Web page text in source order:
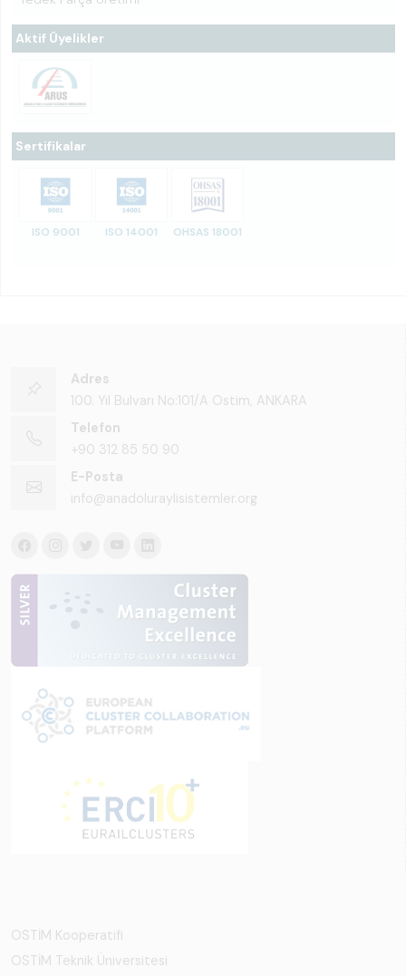
Aktif Üyelikler
Sertifikalar
ISO 9001 ISO 14001 OHSAS 18001
Adres
100. Yıl Bulvarı No:101/A Ostim, ANKARA
Telefon
+90 312 85 50 90
E-Posta
info@anadoluraylisistemler.org
OSTİM Kooperatifi
OSTİM Teknik Üniversitesi